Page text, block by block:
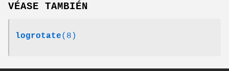
VÉASE TAMBIÉN
logrotate(8)